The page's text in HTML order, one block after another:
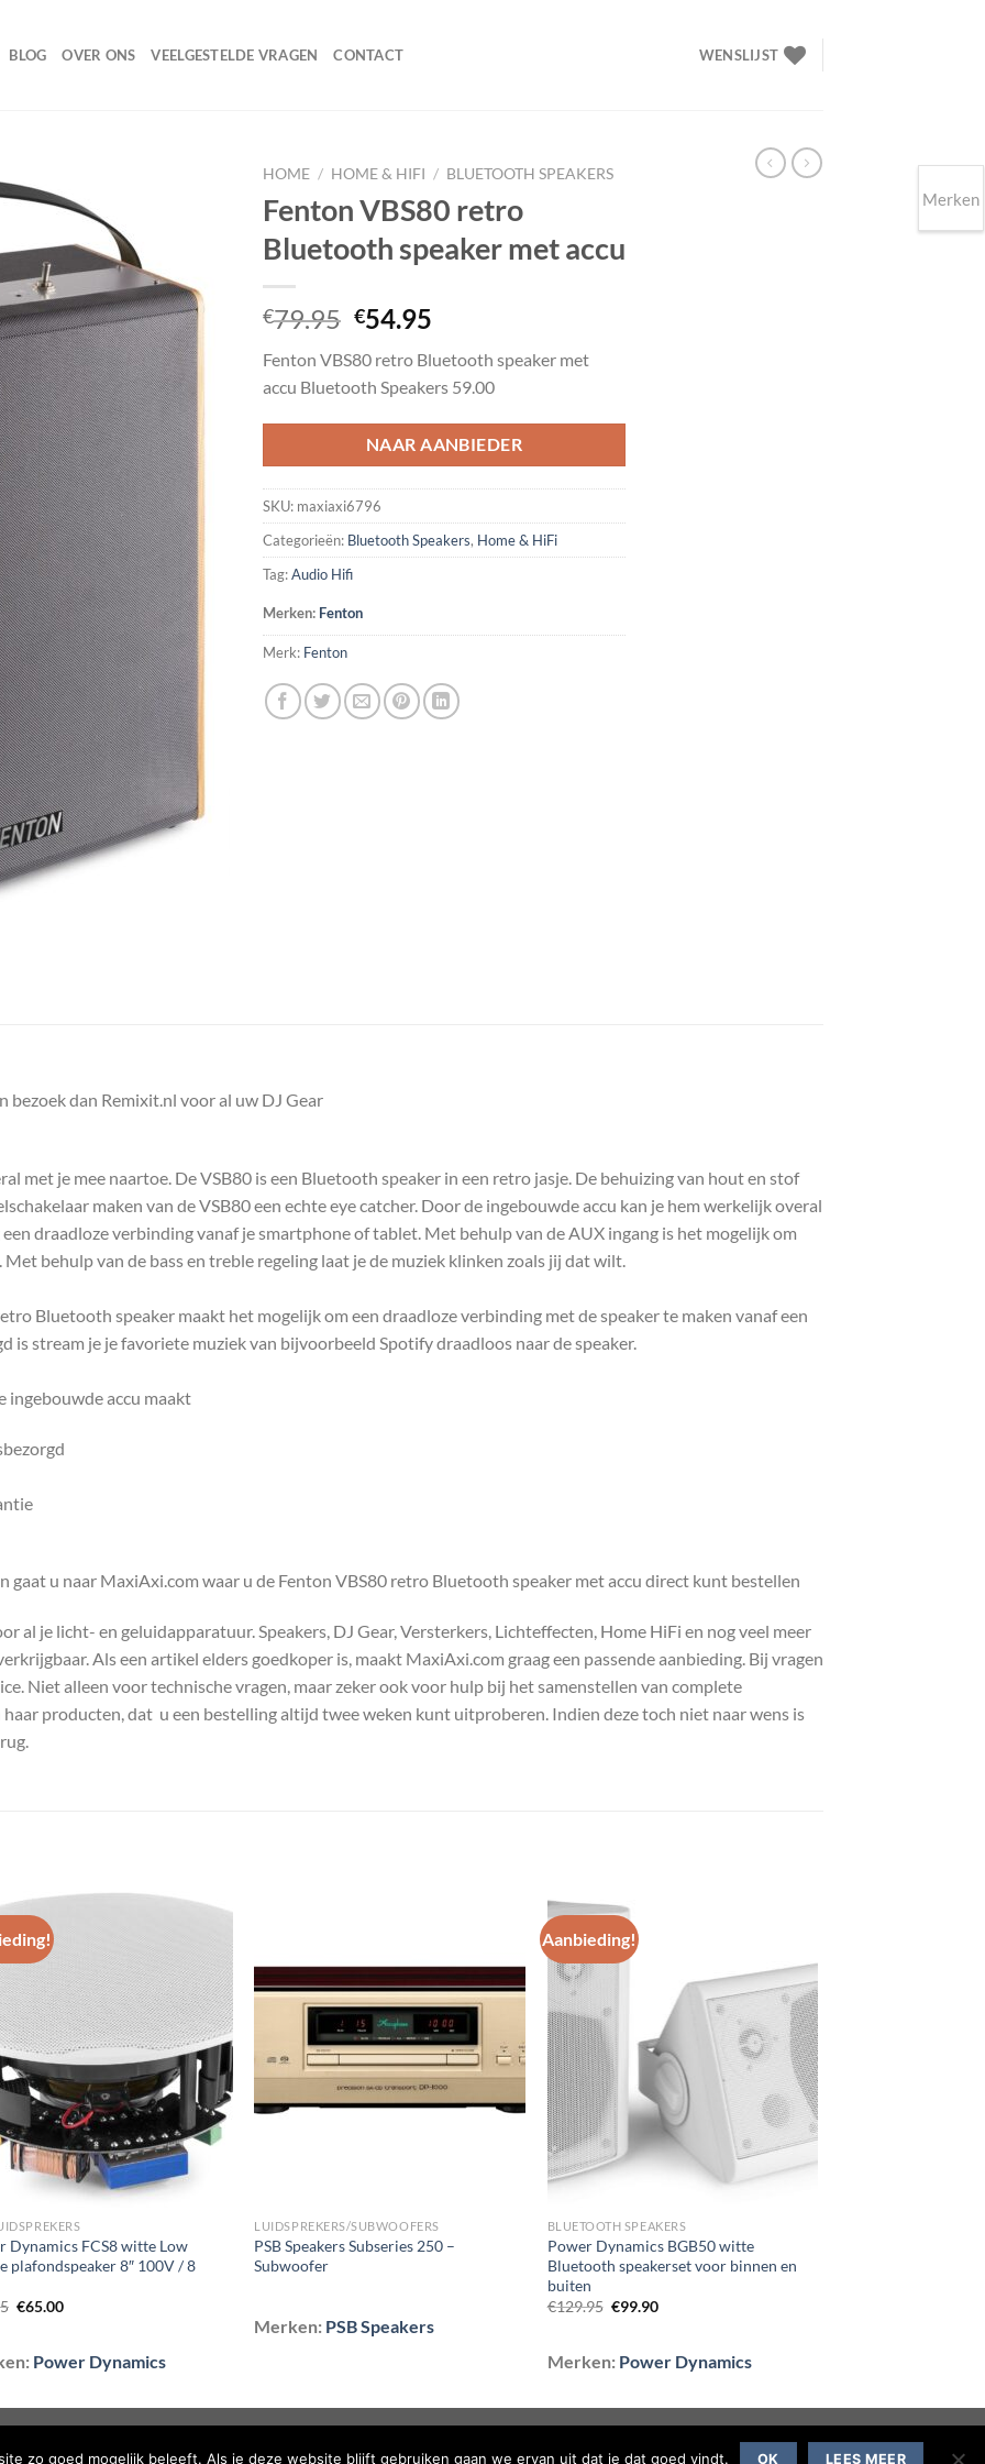
BLOG OVER ONS VEELGESTELDE VRAGEN CONTACT WENSLIJST
Toevoegen
aan
wenslijst
HOME / HOME & HIFI / BLUETOOTH SPEAKERS
Fenton VBS80 retro
Bluetooth speaker met accu
€79.95 Oorspronkelijke
was:
€79.95.
€54.95
is:
€54.95.
Fenton VBS80 retro Bluetooth speaker met
accu Bluetooth Speakers 59.00
NAAR AANBIEDER
SKU: maxiaxi6796
Categorieën: Bluetooth Speakers, Home & HiFi
Tag:Audio Hifi
Merken: Fenton
Merk: Fenton
bezoek dan Remixit.nl voor al uw DJ Gear
met je mee naartoe. De VSB80 is een Bluetooth speaker in een retro jasje. De behuizing van hout en stof
maken van de VSB80 een echte eye catcher. Door de ingebouwde accu kan je hem werkelijk overal
draadloze verbinding vanaf je smartphone of tablet. Met behulp van de AUX ingang is het mogelijk om
behulp van de bass en treble regeling laat je de muziek klinken zoals jij dat wilt.
Bluetooth speaker maakt het mogelijk om een draadloze verbinding met de speaker te maken vanaf een
is stream je je favoriete muziek van bijvoorbeeld Spotify draadloos naar de speaker.
ingebouwde accu maakt
gaat u naar MaxiAxi.com waar u de Fenton VBS80 retro Bluetooth speaker met accu direct kunt bestellen
al je licht- en geluidapparatuur. Speakers, DJ Gear, Versterkers, Lichteffecten, Home HiFi en nog veel meer
Als een artikel elders goedkoper is, maakt MaxiAxi.com graag een passende aanbieding. Bij vragen
Niet alleen voor technische vragen, maar zeker ook voor hulp bij het samenstellen van complete
producten, dat u een bestelling altijd twee weken kunt uitproberen. Indien deze toch niet naar wens is
Toevoegen
aan
wenslijst
Dynamics FCS8 witte Low
plafondspeaker 8″ 100V / 8
Oorspronkelijke
€65.00Huidige
Power Dynamics
Toevoegen
aan
wenslijst
LUIDSPREKERS/SUBWOOFERS
PSB Speakers Subseries 250 –
Subwoofer
Merken: PSB Speakers
Aanbieding!
Toevoegen
aan
wenslijst
BLUETOOTH SPEAKERS
Power Dynamics BGB50 witte
Bluetooth speakerset voor binnen en
buiten
€129.95 Oorspronkelijke
€99.90Huidige
Merken: Power Dynamics
Merken
zo goed mogelijk beleeft. Als je deze website blijft gebruiken gaan we ervan uit dat je dat goed vindt. OK LEES MEER